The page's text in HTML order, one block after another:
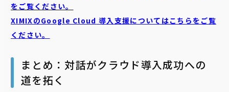
をご覧ください。
XIMIXのGoogle Cloud 導入支援についてはこちらをご覧
ください。
まとめ：対話がクラウド導入成功への
道を拓く